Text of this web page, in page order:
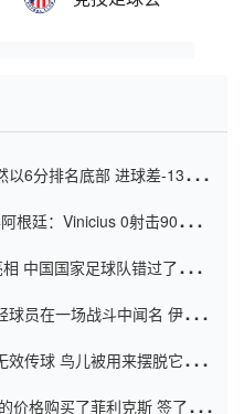
6分排名底部 进球差-13令人
根廷：Vinicius 0射击90分钟
中国国家足球队错过了世界
员在一场战斗中闻名 伊万放
效传球 鸟儿被用来摆脱它
价格购买了菲利克斯 签了7年